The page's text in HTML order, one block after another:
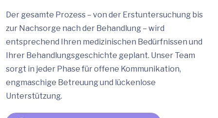
Der gesamte Prozess – von der Erstuntersuchung bis
zur Nachsorge nach der Behandlung – wird
entsprechend Ihren medizinischen Bedürfnissen und
Ihrer Behandlungsgeschichte geplant. Unser Team
sorgt in jeder Phase für offene Kommunikation,
engmaschige Betreuung und lückenlose
Unterstützung.